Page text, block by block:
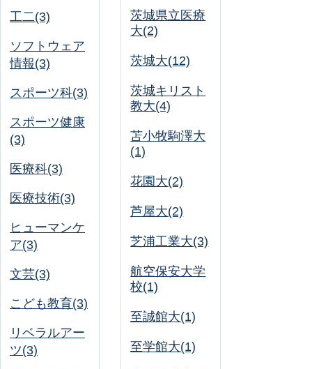
工二(3)
ソフトウェア
情報(3)
スポーツ科(3)
スポーツ健康
(3)
医療科(3)
医療技術(3)
ヒューマンケ
ア(3)
文芸(3)
こども教育(3)
リベラルアー
ツ(3)
茨城県立医療
大(2)
茨城大(12)
茨城キリスト
教大(4)
苫小牧駒澤大
(1)
花園大(2)
芦屋大(2)
芝浦工業大(3)
航空保安大学
校(1)
至誠館大(1)
至学館大(1)